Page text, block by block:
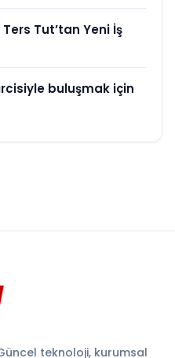
Tut’tan Yeni İş
buluşmak için
teknoloji, kurumsal